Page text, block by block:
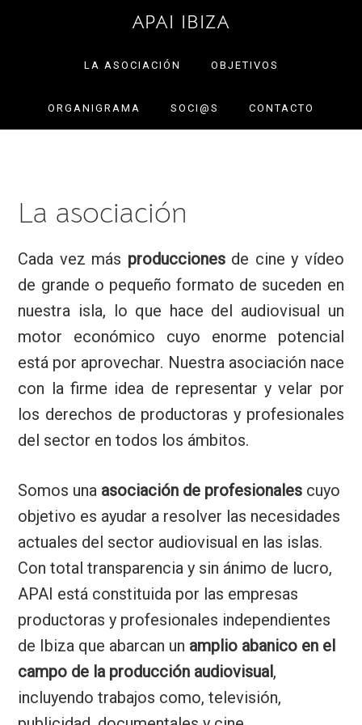
principal
APAI IBIZA
LA ASOCIACIÓN OBJETIVOS
ORGANIGRAMA SOCI@S CONTACTO
La asociación
Cada vez más produccionesde cine y vídeo
de grande o pequeño formato de suceden en
nuestra isla, lo que hace del audiovisual un
motor económico cuyo enorme potencial
está por aprovechar. Nuestra asociación nace
con la firme idea de representar y velar por
los derechos de productoras y profesionales
del sector en todos los ámbitos.
Somos una asociación de profesionales cuyo
objetivo es ayudar a resolver las necesidades
actuales del sector audiovisual en las islas.
Con total transparencia y sin ánimo de lucro,
APAI está constituida por las empresas
productoras y profesionales independientes
de Ibiza que abarcan un amplio abanico en el
campo de la producción audiovisual,
incluyendo trabajos como, televisión,